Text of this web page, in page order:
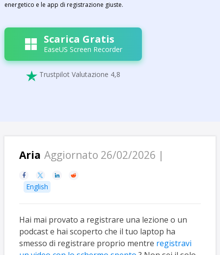
energetico e le app di registrazione giuste.
Scarica Gratis
EaseUS Screen Recorder
 Trustpilot Valutazione 4,8
Aria Aggiornato 26/02/2026 |
   
English
Hai mai provato a registrare una lezione o un
podcast e hai scoperto che il tuo laptop ha
smesso di registrare proprio mentre registravi